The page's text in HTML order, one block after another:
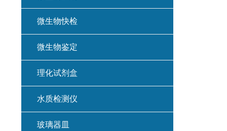
微生物快检
微生物鉴定
理化试剂盒
水质检测仪
玻璃器皿